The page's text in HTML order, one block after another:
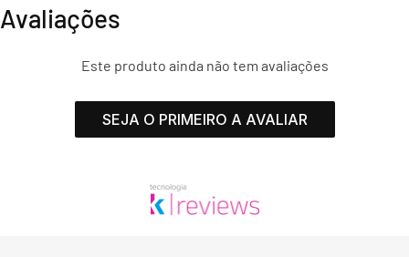
Avaliações
Este produto ainda não tem avaliações
SEJA O PRIMEIRO A AVALIAR